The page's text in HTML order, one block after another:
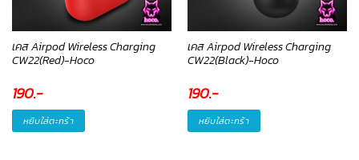
เคส Airpod Wireless Charging
CW22(Red)-Hoco
190.-
หยิบใส่ตะกร้า
เคส Airpod Wireless Charging
CW22(Black)-Hoco
190.-
หยิบใส่ตะกร้า